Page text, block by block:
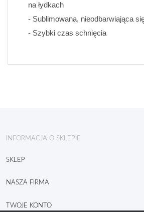
na łydkach
- Sublimowana, nieodbarwiająca
- Szybki czas schnięcia
INFORMACJA O SKLEPIE
SKLEP
NASZA FIRMA
TWOJE KONTO